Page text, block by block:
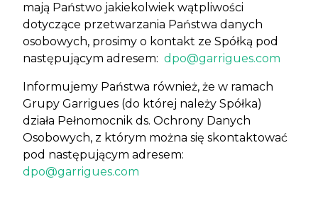
mają Państwo jakiekolwiek wątpliwości
dotyczące przetwarzania Państwa danych
osobowych, prosimy o kontakt ze Spółką pod
następującym adresem: dpo@garrigues.com
Informujemy Państwa również, że w ramach
Grupy Garrigues (do której należy Spółka)
działa Pełnomocnik ds. Ochrony Danych
Osobowych, z którym można się skontaktować
pod następującym adresem:
dpo@garrigues.com